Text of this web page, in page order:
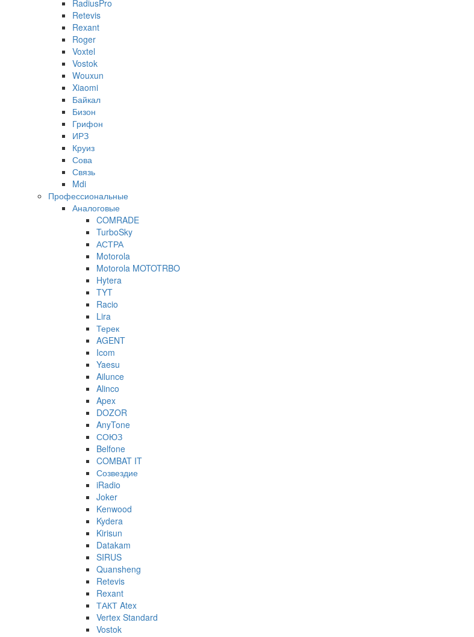
RadiusPro
Retevis
Rexant
Roger
Voxtel
Vostok
Wouxun
Xiaomi
Байкал
Бизон
Грифон
ИРЗ
Круиз
Сова
Связь
Mdi
Профессиональные
Аналоговые
COMRADE
TurboSky
АСТРА
Motorola
Motorola MOTOTRBO
Hytera
TYT
Racio
Lira
Терек
AGENT
Icom
Yaesu
Ailunce
Alinco
Apex
DOZOR
AnyTone
СОЮЗ
Belfone
COMBAT IT
Созвездие
iRadio
Joker
Kenwood
Kydera
Kirisun
Datakam
SIRUS
Quansheng
Retevis
Rexant
ТАКТ Atex
Vertex Standard
Vostok